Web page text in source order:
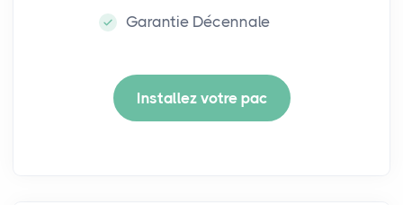
Garantie Décennale
Installez votre pac